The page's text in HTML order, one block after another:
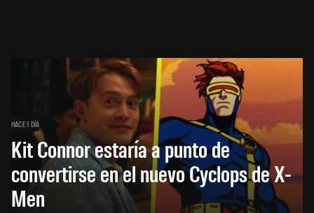
HACE 1 DÍA
Kit Connor estaría a punto de
convertirse en el nuevo Cyclops de X-
Men